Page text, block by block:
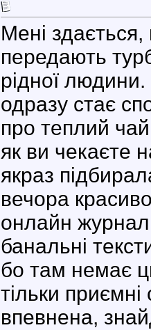
Мені
передають
рідної людини.
одразу стає
про теплий
як ви чекаєте
якраз
вечора
онлайн журнал
банальні
бо там немає
тільки
впевнена,